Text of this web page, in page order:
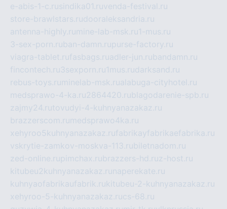
e-abis-1-c.rusindika01.ruvenda-festival.ru
store-brawlstars.rudooraleksandria.ru
antenna-highly.ru mine-lab-msk.ru1-mus.ru
3-sex-porn.ruban-damn.rupurse-factory.ru
viagra-tablet.rufasbags.ruadler-jun.rubandamn.ru
fincontech.ru3sexporn.ru1mus.rudarksand.ru
rebus-toys.ru minelab-msk.rualabuga-cityhotel.ru
medsprawo-4-ka.ru2864420.rublagodarenie-spb.ru
zajmy24.rutovudyi-4-kuhnyanazakaz.ru
brazzerscom.ru medsprawo4ka.ru
xehyroo5kuhnyanazakaz.rufabrikayfabrikaefabrika.ru
vskrytie-zamkov-moskva-113.rubiletnadom.ru
zed-online.rupimchax.rubrazzers-hd.ruz-host.ru
kitubeu2kuhnyanazakaz.ru naperekate.ru
kuhnyaofabrikaufabrik.rukitubeu-2-kuhnyanazakaz.ru
xehyroo-5-kuhnyanazakaz.rucs-68.ru